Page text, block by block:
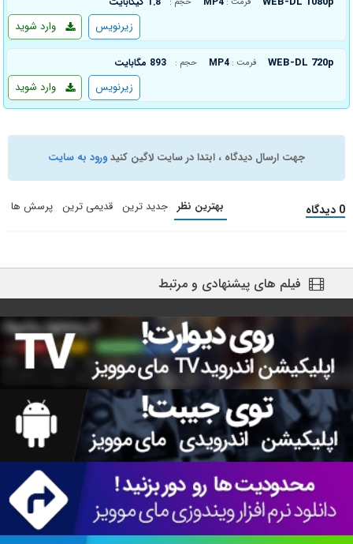
وارد شوید زیرنویس
WEB-DL 720p فرمت : MP4 حجم : 893 مگابایت
وارد شوید زیرنویس
جهت ارسال دیدگاه ، ابتدا در سایت لاگین کنیدورود به سایت
0 دیدگاه بهترین نظر جدید ترین قدیمی ترین پرسش ها
فیلم های پیشنهادی و مرتبط